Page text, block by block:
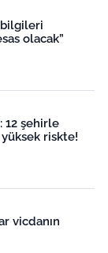
olacak”
12 şehirle
riskte!
vicdanın